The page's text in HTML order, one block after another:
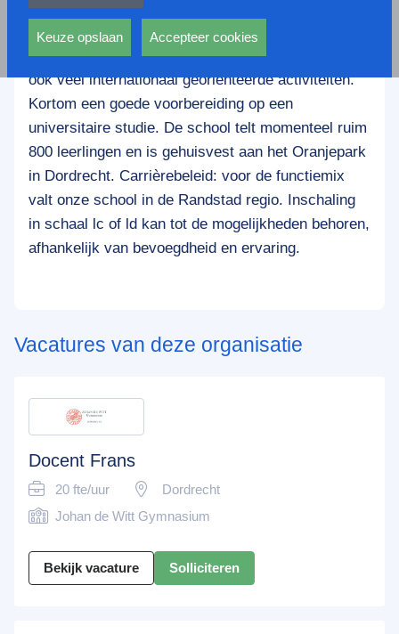
Het Johan de Witt-gymnasium is een zelfstandig,
categoraal gymnasium en biedt naast Cambridge
Engels, klassieke & hedendaagse kunst en cultuur
ook veel internationaal georiënteerde activiteiten.
Kortom een goede voorbereiding op een
universitaire studie. De school telt momenteel ruim
800 leerlingen en is gehuisvest aan het Oranjepark
in Dordrecht. Carrièrebeleid: voor de functiemix
valt onze school in de Randstad regio. Inschaling
in schaal lc of ld kan tot de mogelijkheden behoren,
afhankelijk van bevoegdheid en ervaring.
Vacatures van deze organisatie
Docent Frans
20 fte/uur
Dordrecht
Johan de Witt Gymnasium
Bekijk vacature Solliciteren
andere wordt voorkomen dat dezelfde advertentie
voortdurend verschijnt.
Keuze opslaan Accepteer cookies